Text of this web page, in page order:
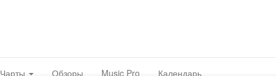
Чарты Обзоры Music Pro Календарь